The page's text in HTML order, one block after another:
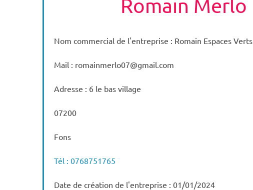
Romain Merlo
Nom commercial de l'entreprise : Romain Espaces Verts
Mail : romainmerlo07@gmail.com
Adresse : 6 le bas village
07200
Fons
Tél : 0768751765
Date de création de l'entreprise : 01/01/2024